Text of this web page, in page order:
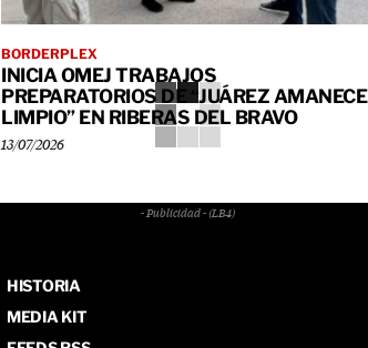
BORDERPLEX
INICIA OMEJ TRABAJOS
PREPARATORIOS DE “JUÁREZ AMANECE
LIMPIO” EN RIBERAS DEL BRAVO
13/07/2026
- Publicidad - (LB4)
HISTORIA
MEDIA KIT